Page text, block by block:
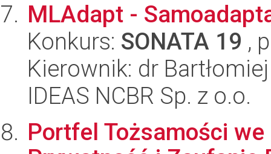
MLAdapt -
Konkurs: SONATA 19 ,
Kierownik: dr
IDEAS NCBR Sp. z o.o.
Portfel Tożsamości